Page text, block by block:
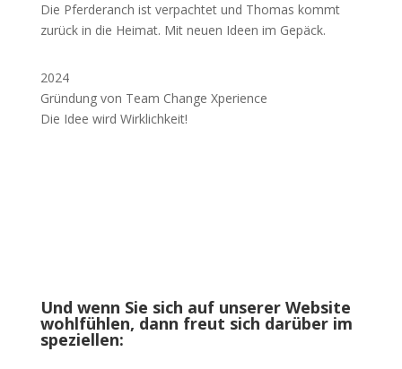
Die Pferderanch ist verpachtet und Thomas kommt
zurück in die Heimat. Mit neuen Ideen im Gepäck.
2024
Gründung von Team Change Xperience
Die Idee wird Wirklichkeit!
Und wenn Sie sich auf unserer Website
wohlfühlen, dann freut sich darüber im
speziellen: